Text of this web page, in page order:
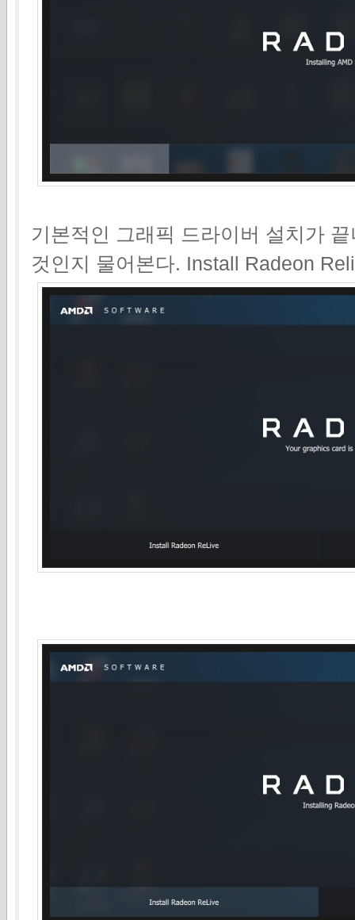
기본적인 그래픽 드라이버 설치가
것인지 물어본다. Install Radeon